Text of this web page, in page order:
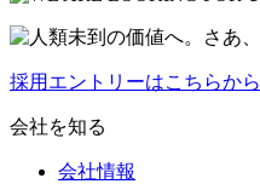
採用エントリーはこちらから
会社を知る
会社情報